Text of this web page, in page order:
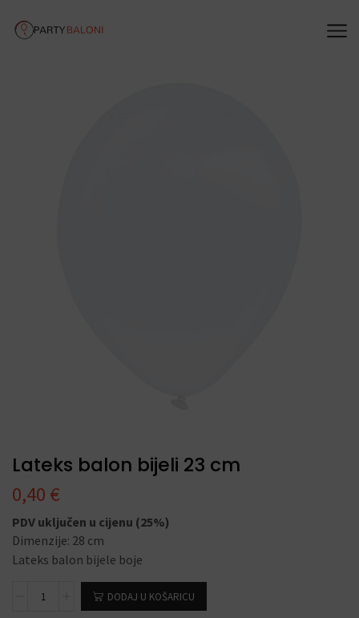
Lateks balon bijeli 23 cm
0,40 €
PDV uključen u cijenu (25%)
Dimenzije: 28 cm
Lateks balon bijele boje
DODAJ U KOŠARICU